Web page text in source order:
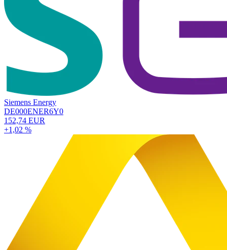
Siemens Energy
DE000ENER6Y0
152,74 EUR
+1,02 %